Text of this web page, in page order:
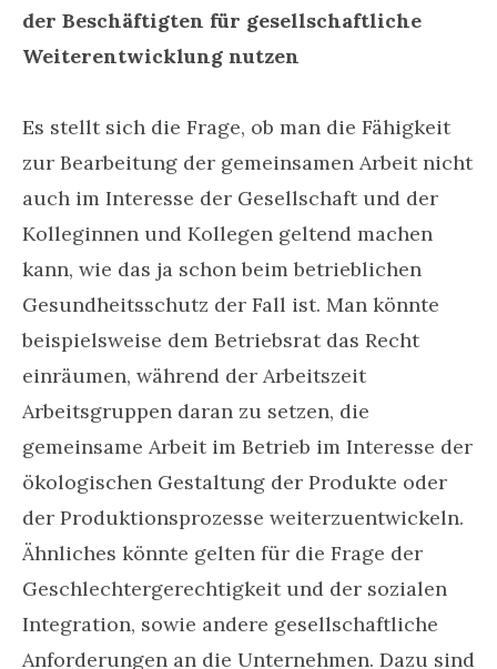
der Beschäftigten für gesellschaftliche
Weiterentwicklung nutzen
Es stellt sich die Frage, ob man die Fähigkeit
zur Bearbeitung der gemeinsamen Arbeit nicht
auch im Interesse der Gesellschaft und der
Kolleginnen und Kollegen geltend machen
kann, wie das ja schon beim betrieblichen
Gesundheitsschutz der Fall ist. Man könnte
beispielsweise dem Betriebsrat das Recht
einräumen, während der Arbeitszeit
Arbeitsgruppen daran zu setzen, die
gemeinsame Arbeit im Betrieb im Interesse der
ökologischen Gestaltung der Produkte oder
der Produktionsprozesse weiterzuentwickeln.
Ähnliches könnte gelten für die Frage der
Geschlechtergerechtigkeit und der sozialen
Integration, sowie andere gesellschaftliche
Anforderungen an die Unternehmen. Dazu sind